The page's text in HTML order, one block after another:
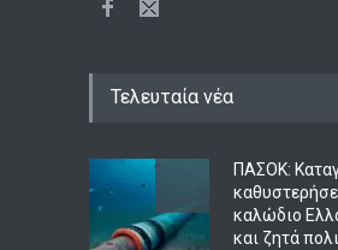
Τελευταία νέα
ΠΑΣΟΚ:
καλώδιο
και ζητά